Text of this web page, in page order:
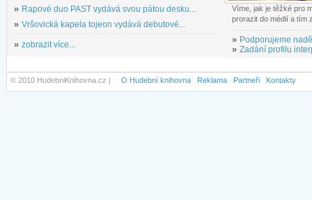
» Rapové duo PAST vydává svou pátou desku...
» Vršovická kapela tojeon vydává debutové...
» zobrazit více...
Víme, jak je těžké pro
prorazit do médií a tím
» Podporujeme
» Zadání profilu
© 2010 HudebniKnihovna.cz | O Hudební knihovna Reklama Partneři Kontakty